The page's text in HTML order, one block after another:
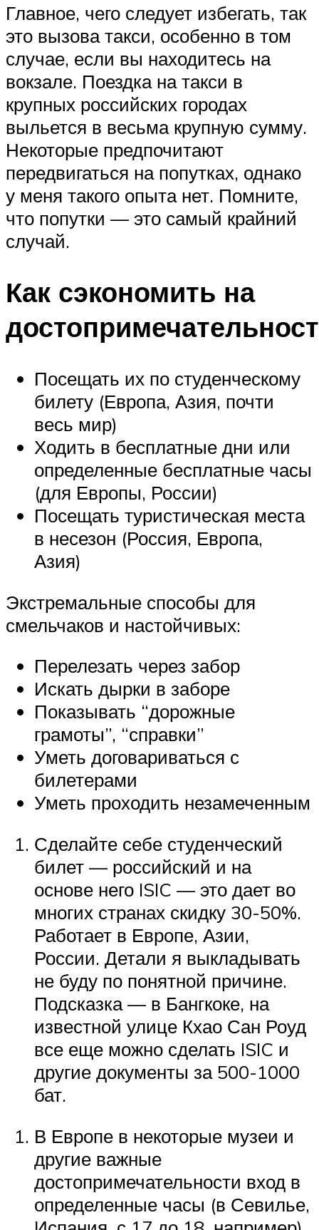
Главное, чего следует избегать, так
это вызова такси, особенно в том
случае, если вы находитесь на
вокзале. Поездка на такси в
крупных российских городах
выльется в весьма крупную сумму.
Некоторые предпочитают
передвигаться на попутках, однако
у меня такого опыта нет. Помните,
что попутки — это самый крайний
случай.
Как сэкономить на
Посещать их по студенческому
билету (Европа, Азия, почти
весь мир)
Ходить в бесплатные дни или
определенные бесплатные часы
(для Европы, России)
Посещать туристическая места
в несезон (Россия, Европа,
Азия)
Экстремальные способы для
смельчаков и настойчивых:
Перелезать через забор
Искать дырки в заборе
Показывать “дорожные
грамоты”, “справки”
Уметь договариваться с
билетерами
Уметь проходить незамеченным
Сделайте себе студенческий
билет — российский и на
основе него ISIC — это дает во
многих странах скидку 30-50%.
Работает в Европе, Азии,
России. Детали я выкладывать
не буду по понятной причине.
Подсказка — в Бангкоке, на
известной улице Кхао Сан Роуд
все еще можно сделать ISIC и
другие документы за 500-1000
бат.
В Европе в некоторые музеи и
другие важные
достопримечательности вход в
определенные часы (в Севилье,